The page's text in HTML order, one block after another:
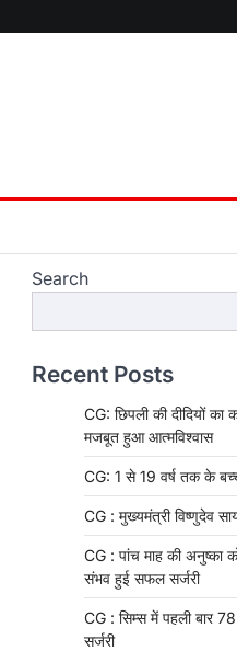
Search
Recent Posts
CG: छिपली की दीदियों
मजबूत हुआ आत्मविश्वास
CG: 1 से 19 वर्ष तक के
CG : मुख्यमंत्री विष्णुदेव
CG : पांच माह की अनुष्का
संभव हुई सफल सर्जरी
CG : सिम्स में पहली बार
सर्जरी